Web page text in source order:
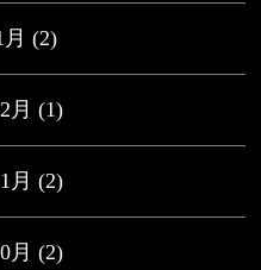
(2)
月 (1)
月 (2)
月 (2)